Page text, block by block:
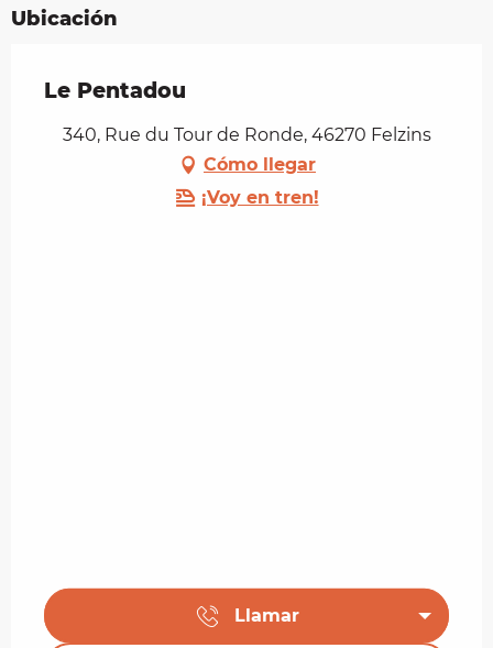
Ubicación
Le Pentadou
340, Rue du Tour de Ronde, 46270 Felzins
Cómo llegar
¡Voy en tren!
Llamar